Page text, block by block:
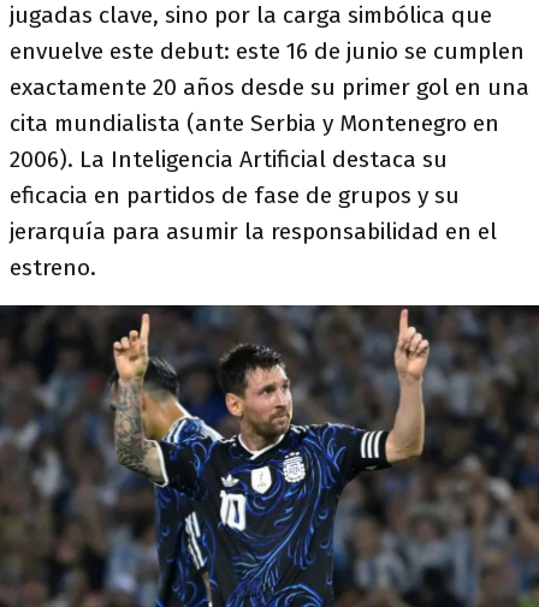
jugadas clave, sino por la carga simbólica que
envuelve este debut: este 16 de junio se cumplen
exactamente 20 años desde su primer gol en una
cita mundialista (ante Serbia y Montenegro en
2006). La Inteligencia Artificial destaca su
eficacia en partidos de fase de grupos y su
jerarquía para asumir la responsabilidad en el
estreno.